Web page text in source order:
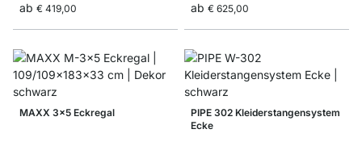
ab € 419,00 ab € 625,00
MAXX 3x5 Eckregal
PIPE 302 Kleiderstangensystem
Ecke